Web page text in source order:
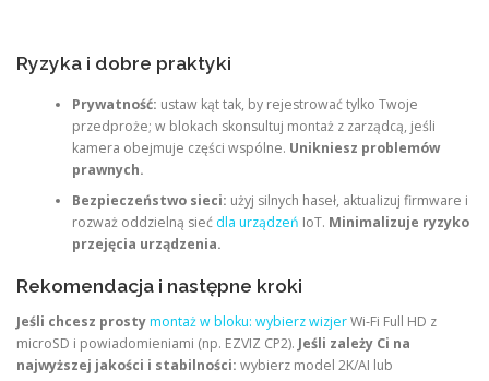
Ryzyka i dobre praktyki
Prywatność: ustaw kąt tak, by rejestrować tylko Twoje
przedproże; w blokach skonsultuj montaż z zarządcą, jeśli
kamera obejmuje części wspólne. Unikniesz problemów
prawnych.
Bezpieczeństwo sieci: użyj silnych haseł, aktualizuj firmware i
rozważ oddzielną sieć dla urządzeń IoT. Minimalizuje ryzyko
przejęcia urządzenia.
Rekomendacja i następne kroki
Jeśli chcesz prostymontaż w bloku: wybierz wizjerWi‑Fi Full HD z
microSD i powiadomieniami (np. EZVIZ CP2). Jeśli zależy Ci na
najwyższej jakości i stabilności: wybierz model 2K/AI lub